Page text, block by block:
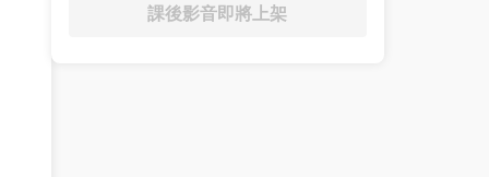
課後影音即將上架